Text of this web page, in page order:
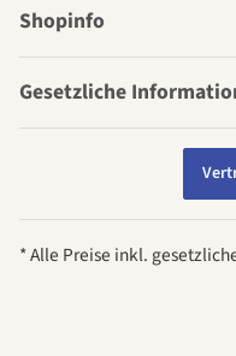
Shopinfo
Gesetzliche
* Alle Preise inkl.